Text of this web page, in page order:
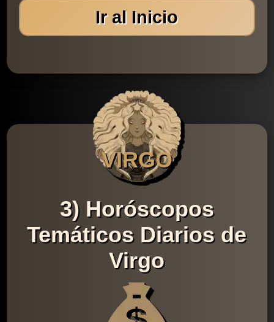
Ir al Inicio
VIRGO
3) Horóscopos
Temáticos Diarios de
Virgo